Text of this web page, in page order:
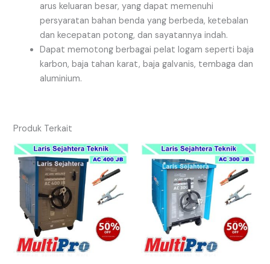
arus keluaran besar, yang dapat memenuhi
persyaratan bahan benda yang berbeda, ketebalan
dan kecepatan potong, dan sayatannya indah.
Dapat memotong berbagai pelat logam seperti baja
karbon, baja tahan karat, baja galvanis, tembaga dan
aluminium.
Produk Terkait